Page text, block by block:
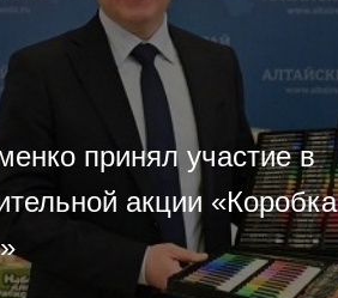
принял участие в
акции «Коробка